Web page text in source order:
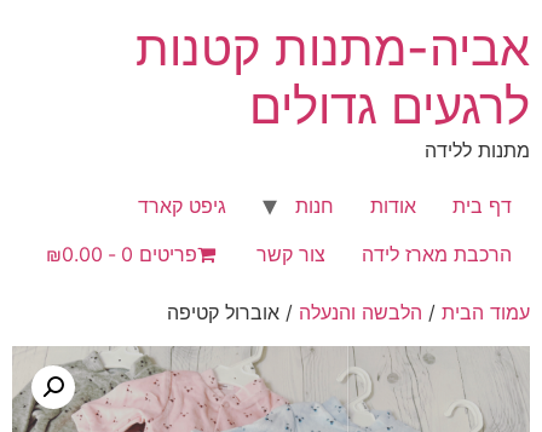
לתוכן
אביה-מתנות קטנות
לרגעים גדולים
מתנות ללידה
דף בית אודות חנות
גיפט קארד
הרכבת מארז לידה
צור קשר פריטים 0 ₪0.00
עמוד הבית / הלבשה והנעלה / אוברול קטיפה